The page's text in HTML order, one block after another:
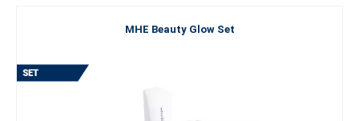
MHE Beauty Glow Set